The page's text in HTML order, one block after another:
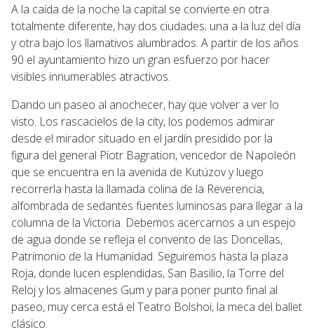
A la caída de la noche la capital se convierte en otra
totalmente diferente, hay dos ciudades; una a la luz del día
y otra bajo los llamativos alumbrados. A partir de los años
90 el ayuntamiento hizo un gran esfuerzo por hacer
visibles innumerables atractivos.
Dando un paseo al anochecer, hay que volver a ver lo
visto. Los rascacielos de la city, los podemos admirar
desde el mirador situado en el jardín presidido por la
figura del general Piotr Bagration, vencedor de Napoleón
que se encuentra en la avenida de Kutúzov y luego
recorrerla hasta la llamada colina de la Reverencia,
alfombrada de sedantes fuentes luminosas para llegar a la
columna de la Victoria. Debemos acercarnos a un espejo
de agua donde se refleja el convento de las Doncellas,
Patrimonio de la Humanidad. Seguiremos hasta la plaza
Roja, donde lucen esplendidas, San Basilio, la Torre del
Reloj y los almacenes Gum y para poner punto final al
paseo, muy cerca está el Teatro Bolshoi, la meca del ballet
clásico.